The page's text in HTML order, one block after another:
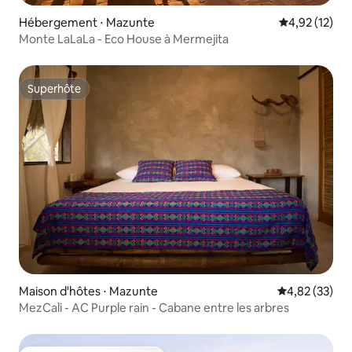
Hébergement ⋅ Mazunte Évaluation
4,92 (12)
Monte LaLaLa - Eco House à Mermejita
Superhôte
Superhôte
Maison d'hôtes ⋅ Mazunte Évaluation
4,82 (33)
MezCali - AC Purple rain - Cabane entre les arbres